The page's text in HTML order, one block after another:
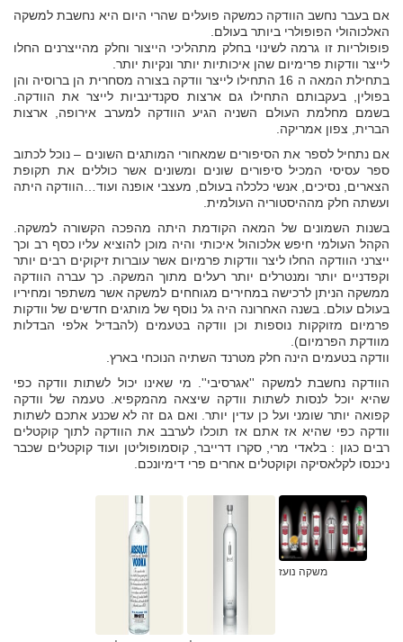
אם בעבר נחשב הוודקה כמשקה פועלים שהרי היום היא נחשבת למשקה
האלכוהולי הפופולרי ביותר בעולם.
פופולריות זו גרמה לשינוי בחלק מתהליכי הייצור וחלק מהייצרנים החלו
לייצר וודקות פרימיום שהן איכותיות יותר ונקיות יותר.
בתחילת המאה ה 16 התחילו לייצר וודקה בצורה מסחרית הן ברוסיה והן
בפולין, בעקבותם התחילו גם ארצות סקנדינביות לייצר את הוודקה.
בשמם מחלמת העולם השניה הגיע הוודקה למערב אירופה, ארצות
הברית, צפון אמריקה.
אם נתחיל לספר את הסיפורים שמאחורי המותגים השונים – נוכל לכתוב
ספר עסיסי המכיל סיפורים שונים ומשונים אשר כוללים את תקופת
הצארים, נסיכים, אנשי כלכלה בעולם, מעצבי אופנה ועוד…הוודקה היתה
ועשתה חלק מההיסטוריה העולמית.
בשנות השמונים של המאה הקודמת היתה מהפכה הקשורה למשקה.
הקהל העולמי חיפש אלכוהול איכותי והיה מוכן להוציא עליו כסף רב וכך
ייצרני הוודקה החלו ליצר וודקות פרמיום אשר עוברות זיקוקים רבים יותר
וקפדניים יותר ומנטרלים יותר רעלים מתוך המשקה. כך עברה הוודקה
ממשקה הניתן לרכישה במחירים מגוחחים למשקה אשר משתפר ומחיריו
בעולם עולם. בשנה האחרונה היה גל נוסף של מותגים חדשים של וודקות
פרמיום מזוקקות נוספות וכן וודקה בטעמים (להבדיל אלפי הבדלות
מוודקת הפרמיום).
וודקה בטעמים הינה חלק מטרנד השתיה הנוכחי בארץ.
הוודקה נחשבת למשקה ''אגרסיבי''. מי שאינו יכול לשתות וודקה כפי
שהיא יוכל לנסות לשתות וודקה שיצאה מהמקפיא. טעמה של וודקה
קפואה יותר שומני ועל כן עדין יותר. ואם גם זה לא שכנע אתכם לשתות
וודקה כפי שהיא אז אתם אז תוכלו לערבב את הוודקה לתוך קוקטלים
רבים כגון : בלאדי מרי, סקרו דרייבר, קוסמופוליטן ועוד קוקטלים שכבר
ניכנסו לקלאסיקה וקוקטלים אחרים פרי דימיונכם.
משקה נועז